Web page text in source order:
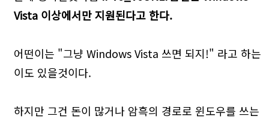
Vista 이상에서만 지원된다고 한다.
어떤이는 "그냥 Windows Vista 쓰면 되지!" 라고 하는
이도 있을것이다.
하지만 그건 돈이 많거나 암흑의 경로로 윈도우를 쓰는